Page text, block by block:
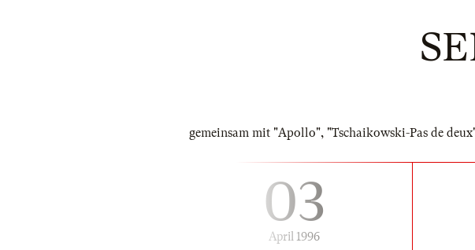
gemeinsam mit "Apollo", "Tschaikowski-Pas de
03
April 1996